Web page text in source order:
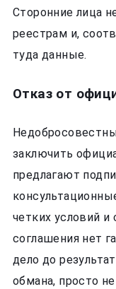
Сторонние лица
реестрам и,
туда данные.
Отказ от
заключить
предлагают
четких условий и
соглашения нет
дело до
обмана, просто